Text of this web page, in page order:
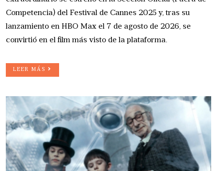
Competencia) del Festival de Cannes 2025 y, tras su
lanzamiento en HBO Max el 7 de agosto de 2026, se
convirtió en el film más visto de la plataforma.
LEER MÁS